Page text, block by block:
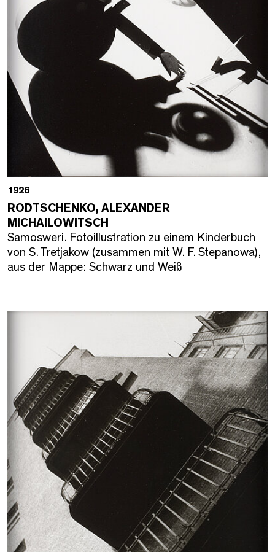
1926
RODTSCHENKO, ALEXANDER
MICHAILOWITSCH
Samosweri. Fotoillustration zu einem Kinderbuch
von S. Tretjakow (zusammen mit W. F. Stepanowa),
aus der Mappe: Schwarz und Weiß